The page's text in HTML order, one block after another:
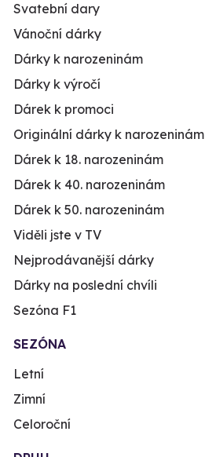
Svatební dary
Vánoční dárky
Dárky k narozeninám
Dárky k výročí
Dárek k promoci
Originální dárky k narozeninám
Dárek k 18. narozeninám
Dárek k 40. narozeninám
Dárek k 50. narozeninám
Viděli jste v TV
Nejprodávanější dárky
Dárky na poslední chvíli
Sezóna F1
SEZÓNA
Letní
Zimní
Celoroční